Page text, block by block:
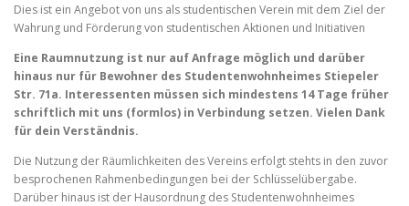
Dies ist ein Angebot von uns als studentischen Verein mit dem Ziel der
Wahrung und Förderung von studentischen Aktionen und Initiativen
Eine Raumnutzung ist nur auf Anfrage möglich und darüber
hinaus nur für Bewohner des Studentenwohnheimes Stiepeler
Str. 71a. Interessenten müssen sich mindestens 14 Tage früher
schriftlich mit uns (formlos) in Verbindung setzen. Vielen Dank
für dein Verständnis.
Die Nutzung der Räumlichkeiten des Vereins erfolgt stehts in den zuvor
besprochenen Rahmenbedingungen bei der Schlüsselübergabe.
Darüber hinaus ist der Hausordnung des Studentenwohnheimes